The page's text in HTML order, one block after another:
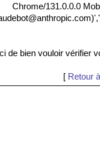
Chrome/131.0.0.0
de bien vouloir vérifier
[ Retour